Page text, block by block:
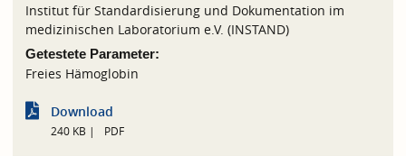
Institut für Standardisierung und Dokumentation im
medizinischen Laboratorium e.V. (INSTAND)
Getestete Parameter:
Freies Hämoglobin
Download
240 KB PDF